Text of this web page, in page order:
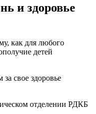
и здоровье
как для любого
детей
свое здоровье
отделении РДКБ